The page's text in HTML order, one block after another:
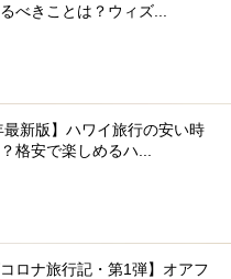
べきことは？ウィズ...
最新版】ハワイ旅行の安い時
格安で楽しめるハ...
コロナ旅行記・第1弾】オアフ